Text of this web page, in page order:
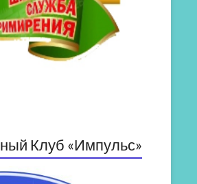
Клуб «Импульс»